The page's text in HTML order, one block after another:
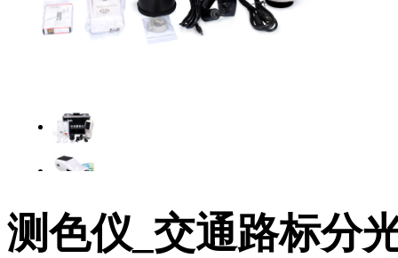
测色仪_交通路标分